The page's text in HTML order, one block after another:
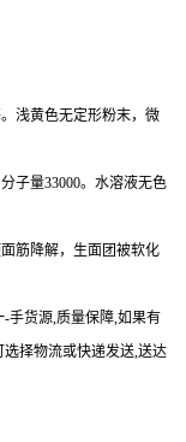
浅黄色无定形粉末，微
子量33000。水溶液无色
筋降解，生面团被软化
-手货源,质量保障,如果有
择物流或快递发送,送达